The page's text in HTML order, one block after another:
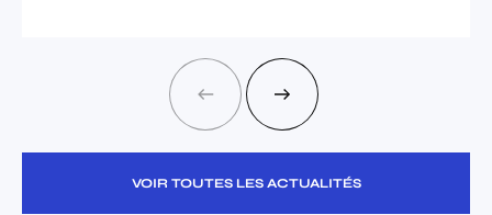
VOIR TOUTES LES ACTUALITÉS